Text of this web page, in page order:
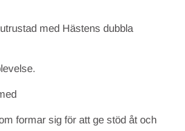
med Hästens dubbla
formar sig för att ge stöd åt och